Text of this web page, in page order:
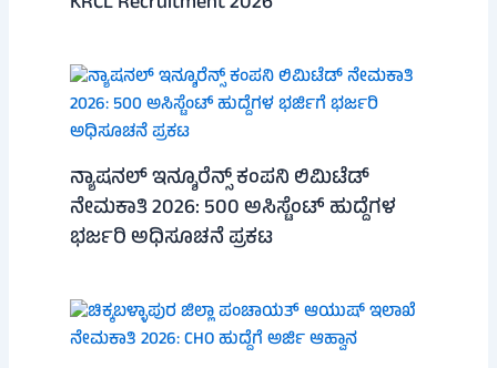
ನ್ಯಾಷನಲ್ ಇನ್ಶೂರೆನ್ಸ್ ಕಂಪನಿ ಲಿಮಿಟೆಡ್
ನೇಮಕಾತಿ 2026: 500 ಅಸಿಸ್ಟೆಂಟ್ ಹುದ್ದೆಗಳ
ಭರ್ಜರಿ ಅಧಿಸೂಚನೆ ಪ್ರಕಟ